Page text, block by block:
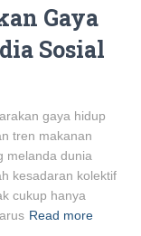
Gaya
Sosial
gaya hidup
tren makanan
melanda dunia
kesadaran kolektif
cukup hanya
Read more